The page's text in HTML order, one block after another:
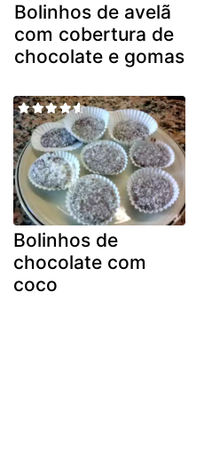
Bolinhos de avelã
com cobertura de
chocolate e gomas
Bolinhos de
chocolate com
coco